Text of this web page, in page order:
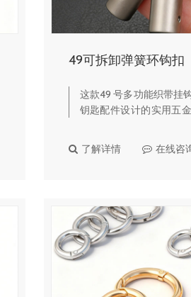
49可拆卸弹簧环钩扣
这款49 号多功能织带挂
钥匙配件设计的实用五
性拉满。🔹 核心产品亮
方形织带挂扣，可直接穿
了解详情 在线咨